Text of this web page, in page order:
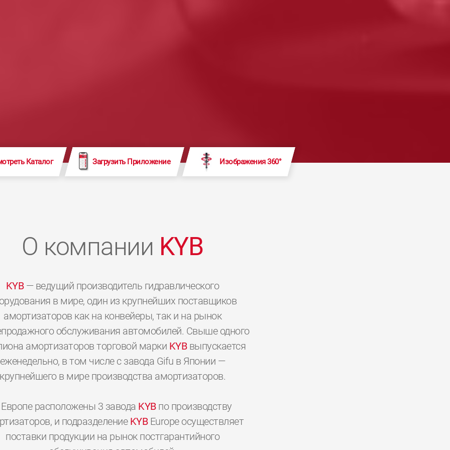
Каталог Загрузить Приложение Изображения 360°
О компании KYB
KYB— ведущий производитель гидравлического
в мире, один из крупнейших поставщиков
амортизаторов как на конвейеры, так и на рынок
обслуживания автомобилей. Свыше одного
амортизаторов торговой марки KYBвыпускается
еженедельно, в том числе с завода Gifu в Японии —
крупнейшего в мире производства амортизаторов.
расположены 3 завода KYBпо производству
и подразделение KYBEurope осуществляет
поставки продукции на рынок постгарантийного
000 000